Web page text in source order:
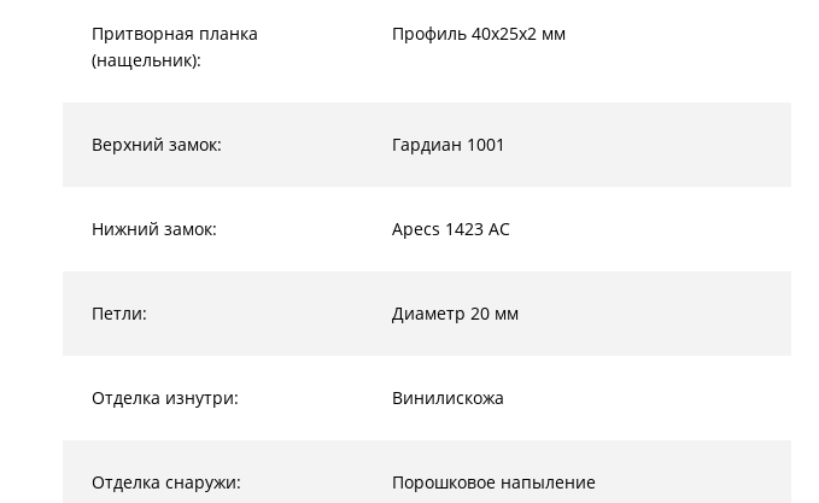
Притворная планка
(нащельник):
Профиль 40х25х2 мм
Верхний замок: Гардиан 1001
Нижний замок: Apecs 1423 AC
Петли: Диаметр 20 мм
Отделка изнутри: Винилискожа
Отделка снаружи: Порошковое напыление